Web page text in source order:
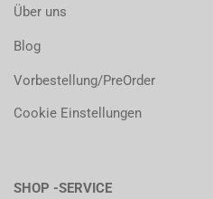
Über uns
Blog
Vorbestellung/PreOrder
Cookie Einstellungen
SHOP -SERVICE